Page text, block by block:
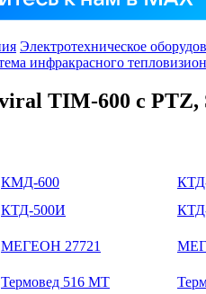
Электротехническое
инфракрасного
TIM-600 с
КМД-600
КТД-500И
МЕГЕОН 27721
Термовед 516 МТ